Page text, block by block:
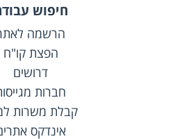
חיפוש
הרשמה
הפצת קו"ח
דרושים
חברות
קבלת משרות
אינדקס